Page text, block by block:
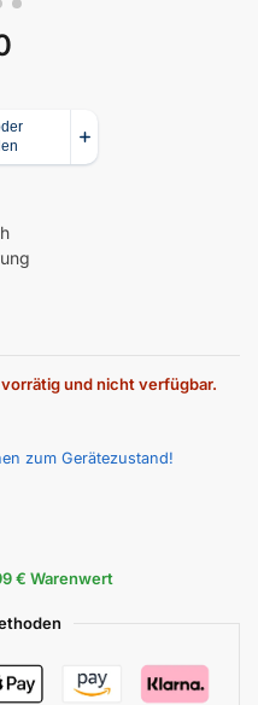
und nicht verfügbar.
zum Gerätezustand!
€ Warenwert